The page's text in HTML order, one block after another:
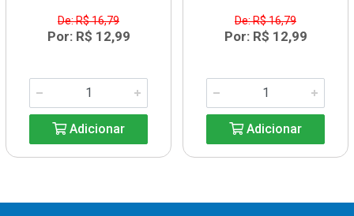
De: R$ 16,79
Por: R$ 12,99
Adicionar
De: R$ 16,79
Por: R$ 12,99
Adicionar